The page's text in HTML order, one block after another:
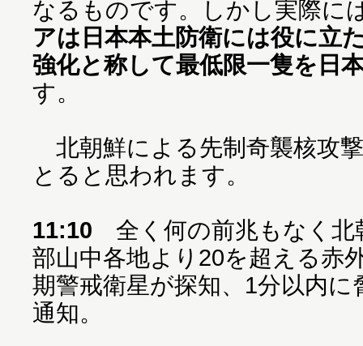
なるものです。しかし実際に
アは日本本土防衛には役に立
強化と称して最低限一隻を日
す。
北朝鮮による先制奇襲核攻
とると思われます。
11:10 全く何の前兆もなく北
部山中各地より20を超える赤
期警戒衛星が探知、1分以内
通知。